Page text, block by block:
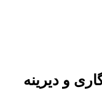
و دیرینه